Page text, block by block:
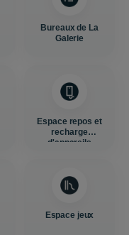
Bureaux de La
Galerie
Espace repos et
recharge
d'appareils
Espace jeux